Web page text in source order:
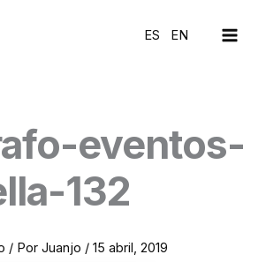
ES EN
eventos-
132
/ Por Juanjo / 15 abril, 2019